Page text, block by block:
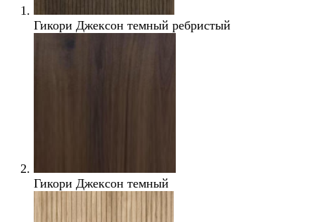
Гикори Джексон темный ребристый
Гикори Джексон темный